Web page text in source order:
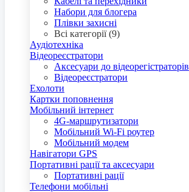
Набори для блогера
Плівки захисні
Всі категорії (9)
Аудіотехніка
Відеореєстратори
Аксесуари до відеорегістраторів
Відеореєстратори
Ехолоти
Картки поповнення
Мобільний інтернет
4G-маршрутизатори
Мобільний Wi-Fi роутер
Мобільний модем
Навігатори GPS
Портативні рації та аксесуари
Портативні рації
Телефони мобільні